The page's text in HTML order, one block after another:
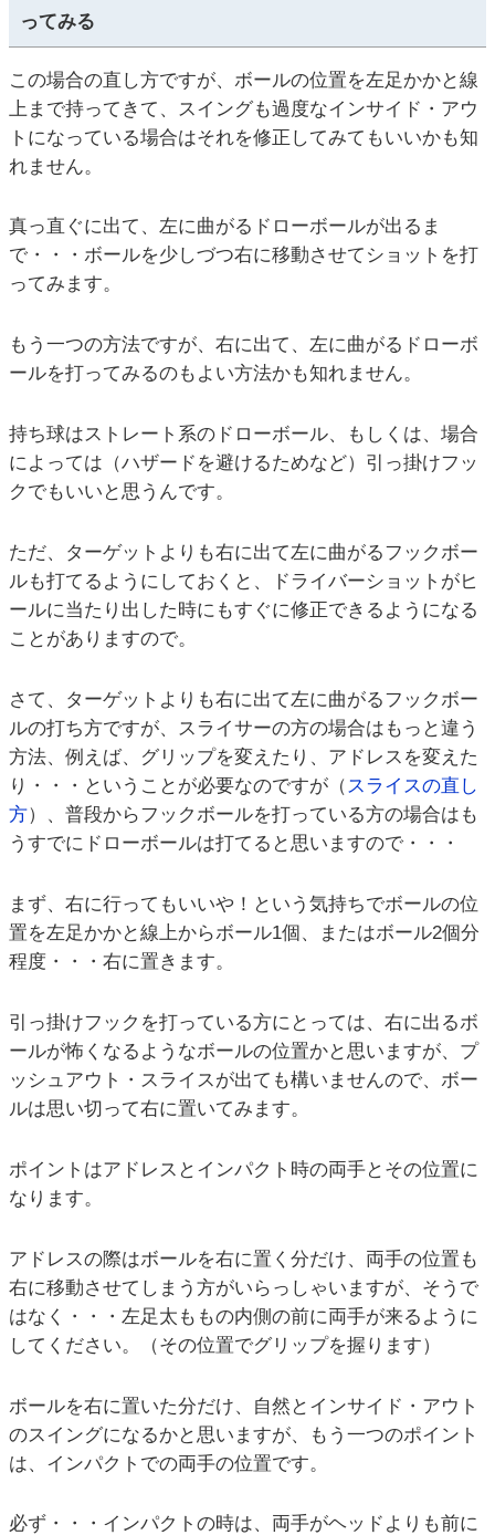
ってみる
この場合の直し方ですが、ボールの位置を左足かかと線
上まで持ってきて、スイングも過度なインサイド・アウ
トになっている場合はそれを修正してみてもいいかも知
れません。
真っ直ぐに出て、左に曲がるドローボールが出るま
で・・・ボールを少しづつ右に移動させてショットを打
ってみます。
もう一つの方法ですが、右に出て、左に曲がるドローボ
ールを打ってみるのもよい方法かも知れません。
持ち球はストレート系のドローボール、もしくは、場合
によっては（ハザードを避けるためなど）引っ掛けフッ
クでもいいと思うんです。
ただ、ターゲットよりも右に出て左に曲がるフックボー
ルも打てるようにしておくと、ドライバーショットがヒ
ールに当たり出した時にもすぐに修正できるようになる
ことがありますので。
さて、ターゲットよりも右に出て左に曲がるフックボー
ルの打ち方ですが、スライサーの方の場合はもっと違う
方法、例えば、グリップを変えたり、アドレスを変えた
り・・・ということが必要なのですが（スライスの直し
方）、普段からフックボールを打っている方の場合はも
うすでにドローボールは打てると思いますので・・・
まず、右に行ってもいいや！という気持ちでボールの位
置を左足かかと線上からボール1個、またはボール2個分
程度・・・右に置きます。
引っ掛けフックを打っている方にとっては、右に出るボ
ールが怖くなるようなボールの位置かと思いますが、プ
ッシュアウト・スライスが出ても構いませんので、ボー
ルは思い切って右に置いてみます。
ポイントはアドレスとインパクト時の両手とその位置に
なります。
アドレスの際はボールを右に置く分だけ、両手の位置も
右に移動させてしまう方がいらっしゃいますが、そうで
はなく・・・左足太ももの内側の前に両手が来るように
してください。（その位置でグリップを握ります）
ボールを右に置いた分だけ、自然とインサイド・アウト
のスイングになるかと思いますが、もう一つのポイント
は、インパクトでの両手の位置です。
必ず・・・インパクトの時は、両手がヘッドよりも前に